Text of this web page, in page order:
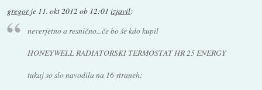
gregorje 11. okt 2012 ob 12:01 izjavil:
neverjetno a resnično...če bo še kdo kupil
HONEYWELL RADIATORSKI TERMOSTAT HR 25 ENERGY
tukaj so slo navodila na 16 straneh: